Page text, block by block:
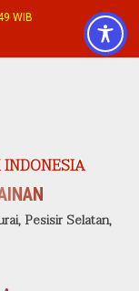
WIB
Pesisir Selatan,